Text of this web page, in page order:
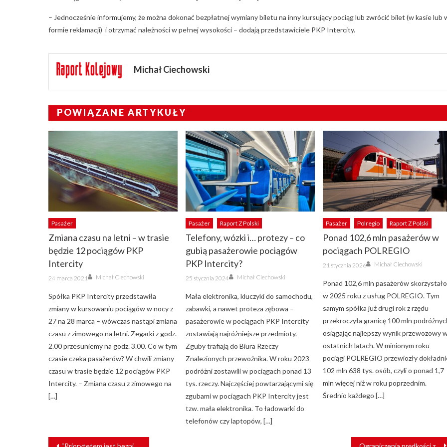
– Jednocześnie informujemy, że można dokonać bezpłatnej wymiany biletu na inny kursujący pociąg lub zwrócić bilet (w kasie lub
formie reklamacji) i otrzymać należności w pełnej wysokości – dodają przedstawiciele PKP Intercity.
Michał Ciechowski
POWIĄZANE ARTYKUŁY
Pasażer
Zmiana czasu na letni – w trasie
będzie 12 pociągów PKP
Intercity
Posted
on
24 marca 2021 Author
Michał Ciechowski
Spółka PKP Intercity przedstawiła
zmiany w kursowaniu pociągów w nocy z
27 na 28 marca – wówczas nastąpi zmiana
czasu z zimowego na letni. Zegarki z godz.
2.00 przesuniemy na godz. 3.00. Co w tym
czasie czeka pasażerów? W chwili zmiany
czasu w trasie będzie 12 pociągów PKP
Intercity. – Zmiana czasu z zimowego na
[…]
Pasażer Raport Z Polski
Telefony, wózki i… protezy – co
gubią pasażerowie pociągów
PKP Intercity?
Posted
on
25 stycznia 2024 Author
Michał Ciechowski
Mała elektronika, kluczyki do samochodu,
zabawki, a nawet proteza zębowa –
pasażerowie w pociągach PKP Intercity
zostawiają najróżniejsze przedmioty.
Zguby trafiają do Biura Rzeczy
Znalezionych przewoźnika. W roku 2023
podróżni zostawili w pociągach ponad 13
tys. rzeczy. Najczęściej powtarzającymi się
zgubami w pociągach PKP Intercity jest
tzw. mała elektronika. To ładowarki do
telefonów czy laptopów, […]
Pasażer Polregio Raport Z Polski
Ponad 102,6 mln pasażerów w
pociągach POLREGIO
Posted
on
21 stycznia 2026 Author
Michał Ciechowski
Ponad 102,6 mln pasażerów skorzystało
w 2025 roku z usług POLREGIO. Tym
samym spółka już drugi rok z rzędu
przekroczyła granicę 100 mln
osiągając najlepszy wynik przewozowy
ostatnich latach. W minionym roku
pociągi POLREGIO przewiozły
102 mln 638 tys. osób, czyli o ponad 1,7
mln więcej niż w roku poprzednim.
Średnio każdego […]
NAWIGACJA